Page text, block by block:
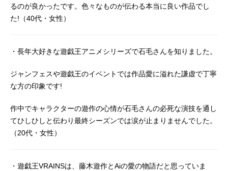
るのが良かったです。色々なものが伝わる本当に良い作品でし
た!（40代・女性）
・長年大好きな遊戯王アニメシリーズで石毛さんを知りました。
ジャンフェスや遊戯王のイベントでは作品愛に溢れた謙虚で丁寧
な方の印象です!
作中でキャラクターの遊作の心情が石毛さんの必死な演技を通し
てひしひしと伝わり最終シーズンでは涙が止まりませんでした。
（20代・女性）
・遊戯王VRAINSは、藤木遊作とAiの愛の物語だと思っていま